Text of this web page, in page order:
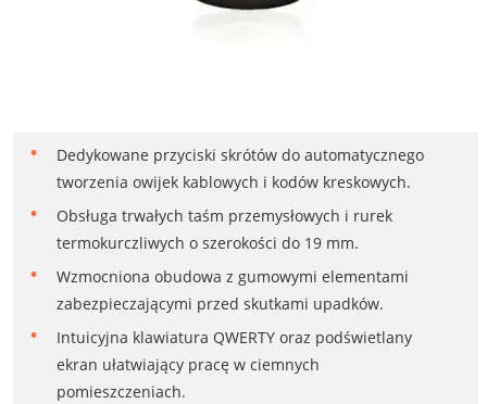
Dedykowane przyciski skrótów do automatycznego
tworzenia owijek kablowych i kodów kreskowych.
Obsługa trwałych taśm przemysłowych i rurek
termokurczliwych o szerokości do 19 mm.
Wzmocniona obudowa z gumowymi elementami
zabezpieczającymi przed skutkami upadków.
Intuicyjna klawiatura QWERTY oraz podświetlany
ekran ułatwiający pracę w ciemnych
pomieszczeniach.